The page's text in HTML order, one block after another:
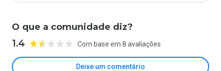
O que a comunidade diz?
1.4 Com base em 8 avaliações
Deixe um comentário